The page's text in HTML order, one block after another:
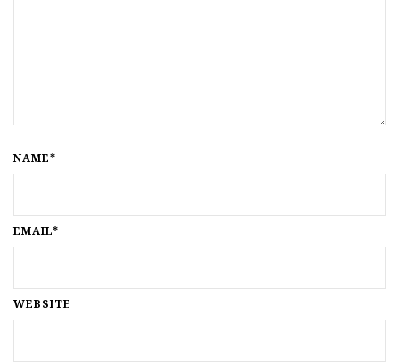
NAME*
EMAIL*
WEBSITE